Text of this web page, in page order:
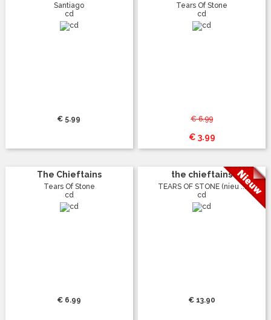
Santiago
cd
€ 5.99
Tears Of Stone
cd
€ 6.99
€ 3.99
The Chieftains
Tears Of Stone
cd
€ 6.99
the chieftains
TEARS OF STONE (nieu ...
cd
€ 13.90